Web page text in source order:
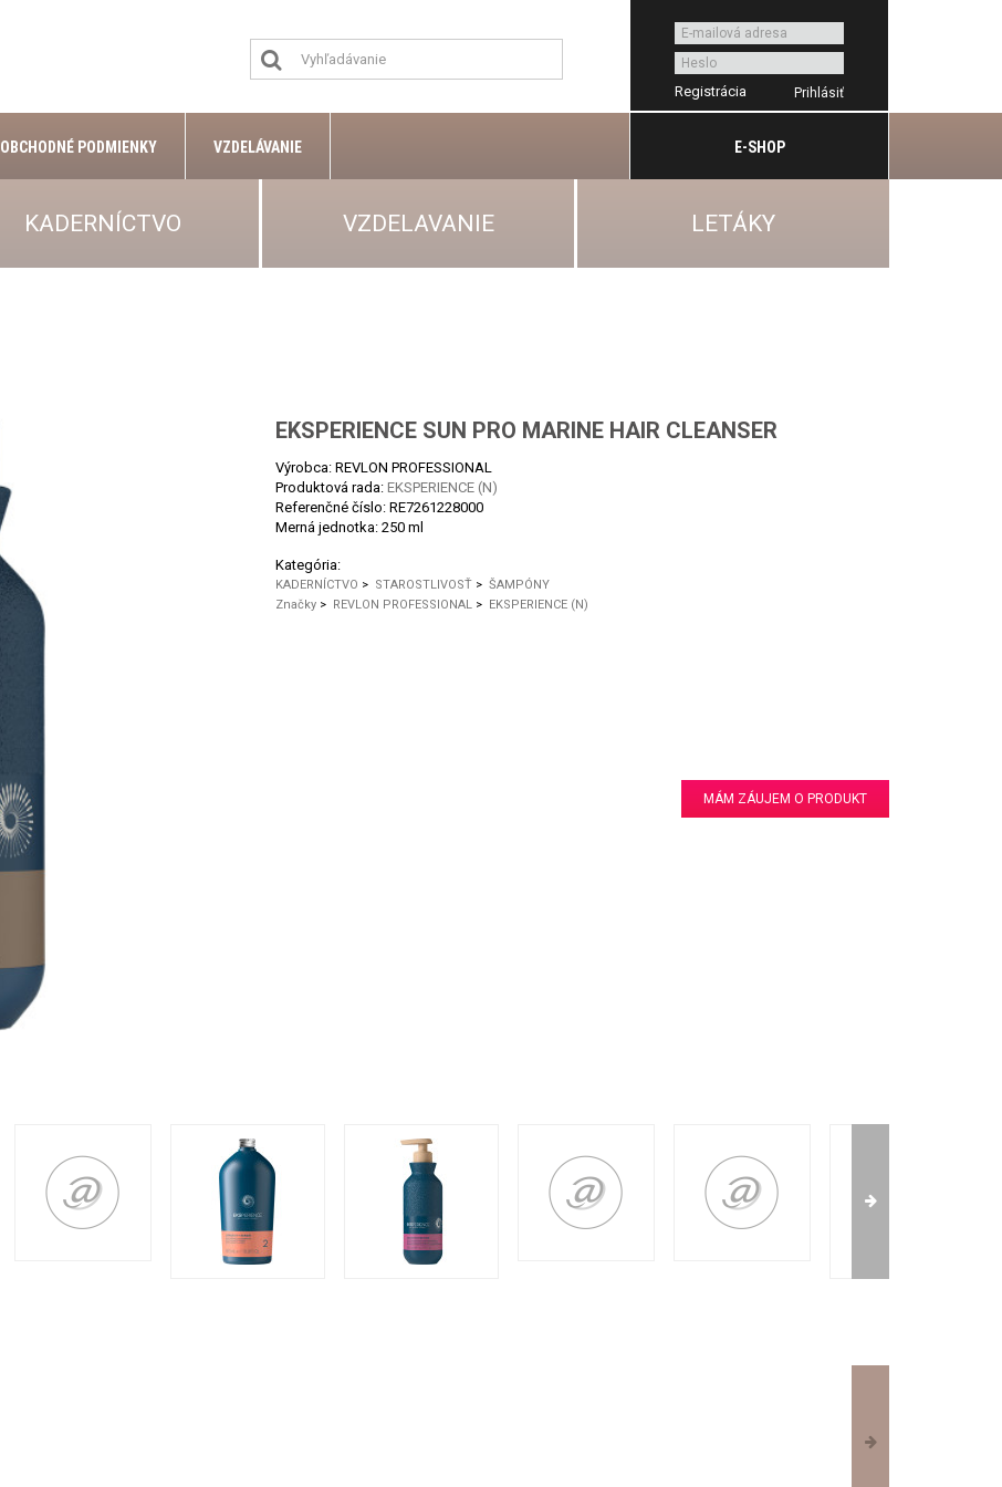
Registrácia
OBCHODNÉ PODMIENKY VZDELÁVANIE E-SHOP
KADERNÍCTVO VZDELAVANIE LETÁKY
EKSPERIENCE SUN PRO MARINE HAIR CLEANSER
Výrobca: REVLON PROFESSIONAL
Produktová rada: EKSPERIENCE (N)
Referenčné číslo: RE7261228000
Merná jednotka: 250 ml
Kategória:
KADERNÍCTVO > STAROSTLIVOSŤ > ŠAMPÓNY
Značky > REVLON PROFESSIONAL > EKSPERIENCE (N)
MÁM ZÁUJEM O PRODUKT